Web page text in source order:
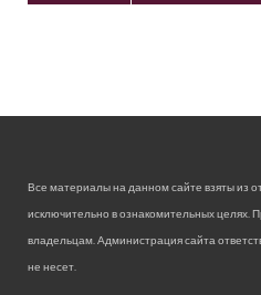
Все материалы на данном сайте взяты из
исключительно в ознакомительных целях.
владельцам. Администрация сайта
не несет.